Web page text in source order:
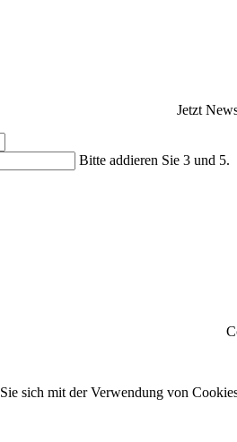
Jetzt
Bitte addieren Sie 3 und 5.
sich mit der Verwendung von